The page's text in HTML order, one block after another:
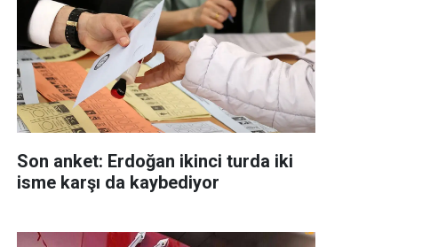
Son anket: Erdoğan ikinci turda iki
isme karşı da kaybediyor